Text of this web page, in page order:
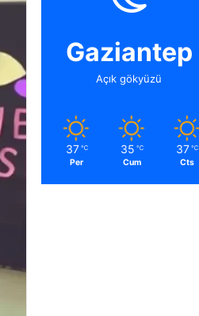
Gaziantep
Açık gökyüzü
37 ℃
Per
35 ℃
Cum
37 ℃
Cts